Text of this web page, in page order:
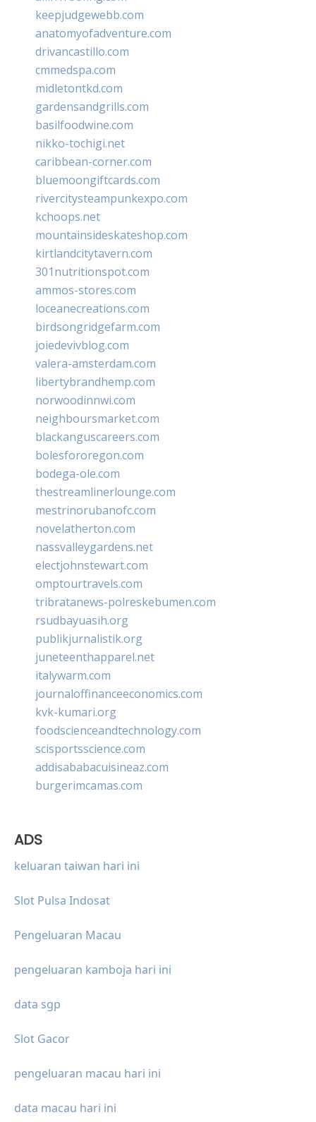
keepjudgewebb.com
anatomyofadventure.com
drivancastillo.com
cmmedspa.com
midletontkd.com
gardensandgrills.com
basilfoodwine.com
nikko-tochigi.net
caribbean-corner.com
bluemoongiftcards.com
rivercitysteampunkexpo.com
kchoops.net
mountainsideskateshop.com
kirtlandcitytavern.com
301nutritionspot.com
ammos-stores.com
loceanecreations.com
birdsongridgefarm.com
joiedevivblog.com
valera-amsterdam.com
libertybrandhemp.com
norwoodinnwi.com
neighboursmarket.com
blackanguscareers.com
bolesfororegon.com
bodega-ole.com
thestreamlinerlounge.com
mestrinorubanofc.com
novelatherton.com
nassvalleygardens.net
electjohnstewart.com
omptourtravels.com
tribratanews-polreskebumen.com
rsudbayuasih.org
publikjurnalistik.org
juneteenthapparel.net
italywarm.com
journaloffinanceeconomics.com
kvk-kumari.org
foodscienceandtechnology.com
scisportsscience.com
addisababacuisineaz.com
burgerimcamas.com
ADS
keluaran taiwan hari ini
Slot Pulsa Indosat
Pengeluaran Macau
pengeluaran kamboja hari ini
data sgp
Slot Gacor
pengeluaran macau hari ini
data macau hari ini